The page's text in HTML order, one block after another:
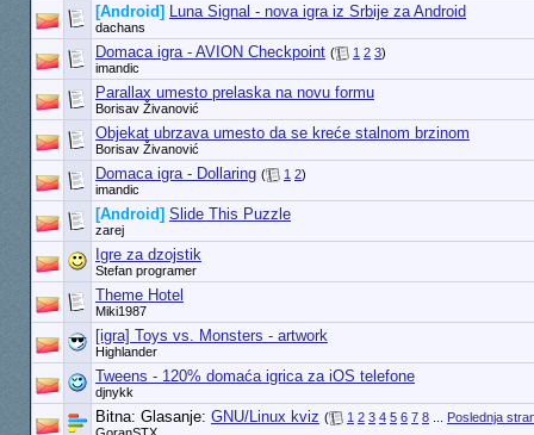
[Android] Luna Signal - nova igra iz Srbije za Android
dachans
Domaca igra - AVION Checkpoint ( 1 2 3)
imandic
Parallax umesto prelaska na novu formu
Borisav Živanović
Objekat ubrzava umesto da se kreće stalnom brzinom
Borisav Živanović
Domaca igra - Dollaring ( 1 2)
imandic
[Android] Slide This Puzzle
zarej
Igre za dzojstik
Stefan programer
Theme Hotel
Miki1987
[igra] Toys vs. Monsters - artwork
Highlander
Tweens - 120% domaća igrica za iOS telefone
djnykk
Bitna: Glasanje: GNU/Linux kviz ( 1 2 3 4 5 6 7 8... Poslednja